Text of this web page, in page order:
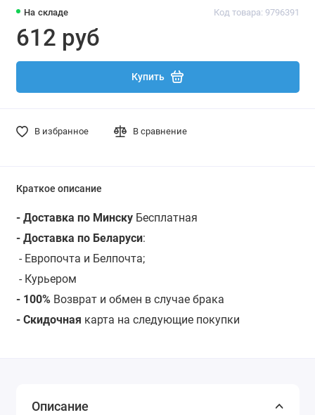
На складе Код товара: 9796391
612 руб
Купить
В избранное В сравнение
Краткое описание
- Доставка по МинскуБесплатная
- Доставка по Беларуси:
- Европочта и Белпочта;
- Курьером
- 100% Возврат и обмен в случае брака
- Скидочная карта на следующие покупки
Описание